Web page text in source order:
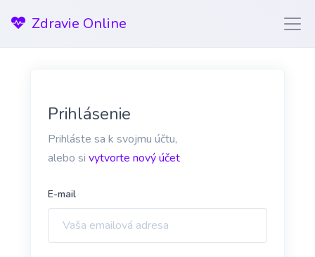
Zdravie Online
Prihlásenie
Prihláste sa k svojmu účtu,
alebo si vytvorte nový účet
E-mail